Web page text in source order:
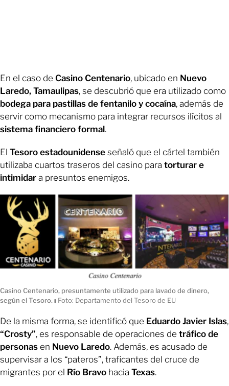
En el caso de Casino Centenario, ubicado en Nuevo
Laredo, Tamaulipas, se descubrió que era utilizado como
bodega para pastillas de fentanilo y cocaína, además de
servir como mecanismo para integrar recursos ilícitos al
sistema financiero formal.
El Tesoro estadounidense señaló que el cártel también
utilizaba cuartos traseros del casino para torturar e
intimidar a presuntos enemigos.
Casino Centenario, presuntamente utilizado para lavado de dinero,
según el Tesoro. ı Foto: Departamento del Tesoro de EU
De la misma forma, se identificó que Eduardo Javier Islas,
“Crosty”, es responsable de operaciones de tráfico de
personas en Nuevo Laredo. Además, es acusado de
supervisar a los “pateros”, traficantes del cruce de
migrantes por el Río Bravo hacia Texas.